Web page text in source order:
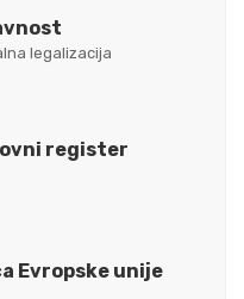
legalizacija
register
Evropske unije